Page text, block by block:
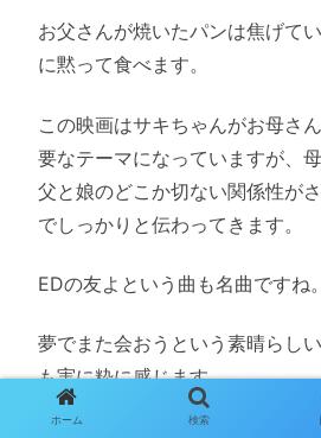
お父さんが焼いたパンは焦げて
に黙って食べます。
この映画はサキちゃんがお母さ
要なテーマになっていますが、
父と娘のどこか切ない関係性が
でしっかりと伝わってきます。
EDの友よという曲も名曲ですね。
夢でまた会おうという素晴らし
も実に粋に感じます。
ホーム 検索